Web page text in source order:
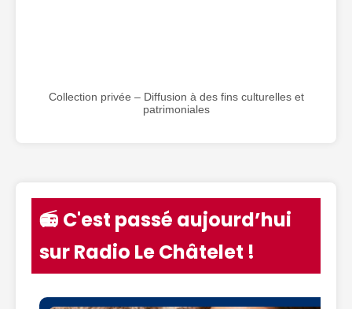
Collection privée – Diffusion à des fins culturelles et
patrimoniales
📻 C'est passé aujourd’hui
sur Radio Le Châtelet !